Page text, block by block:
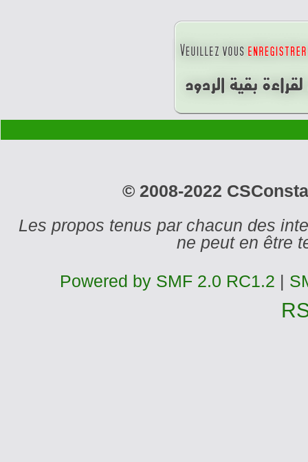
© 2008-2022
Les propos tenus par chacun des
ne peut en être
Powered by SMF 2.0 RC1.2 |